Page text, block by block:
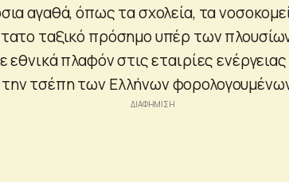
αγαθά, όπως τα σχολεία, τα
ταξικό πρόσημο υπέρ των
εθνικά πλαφόν στις εταιρίες
τσέπη των Ελλήνων